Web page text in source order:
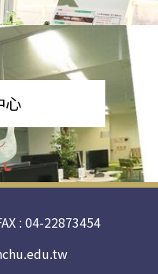
心
: 04-22873454